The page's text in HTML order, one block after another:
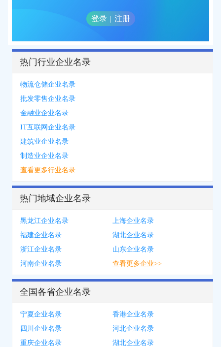
登录 | 注册
热门行业企业名录
物流仓储企业名录
批发零售企业名录
金融业企业名录
IT互联网企业名录
建筑业企业名录
制造业企业名录
查看更多行业名录
热门地域企业名录
黑龙江企业名录
上海企业名录
福建企业名录
湖北企业名录
浙江企业名录
山东企业名录
河南企业名录
查看更多企业>>
全国各省企业名录
宁夏企业名录
香港企业名录
四川企业名录
河北企业名录
重庆企业名录
湖北企业名录